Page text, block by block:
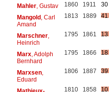
Mahler, Gustav 1860 1911
30
Mangold, Carl
Amand
1813 1889 41
Marschner,
Heinrich
1795 1861 13
Marx, Adolph
Bernhard
1795 1866 18
Marxsen,
Eduard
1806 1887 39
1810 1858 10